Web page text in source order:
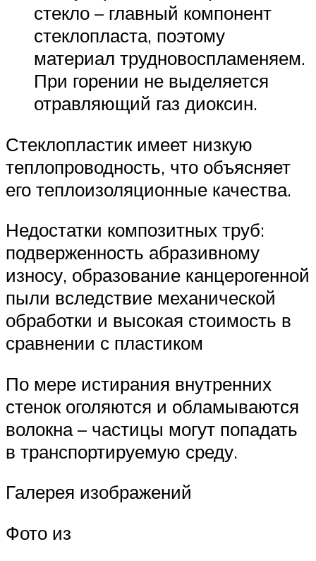
стекло – главный компонент
стеклопласта, поэтому
материал трудновоспламеняем.
При горении не выделяется
отравляющий газ диоксин.
Стеклопластик имеет низкую
теплопроводность, что объясняет
его теплоизоляционные качества.
Недостатки композитных труб:
подверженность абразивному
износу, образование канцерогенной
пыли вследствие механической
обработки и высокая стоимость в
сравнении с пластиком
По мере истирания внутренних
стенок оголяются и обламываются
волокна – частицы могут попадать
в транспортируемую среду.
Галерея изображений
Фото из